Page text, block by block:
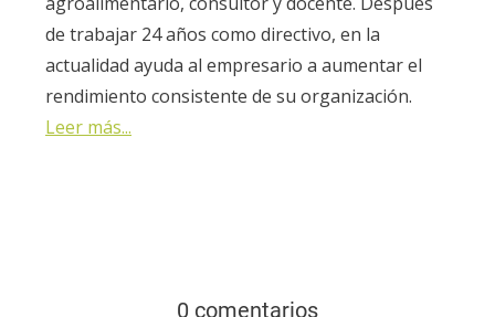
de trabajar 24 años como directivo, en la
actualidad ayuda al empresario a aumentar el
rendimiento consistente de su organización.
Leer más...
0 comentarios